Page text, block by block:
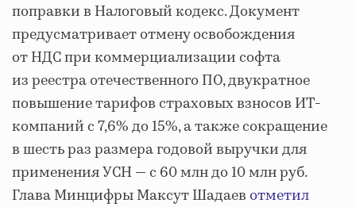
поправки в Налоговый кодекс. Документ
предусматривает отмену освобождения
от НДС при коммерциализации софта
из реестра отечественного ПО, двукратное
повышение тарифов страховых взносов ИТ-
компаний с 7,6% до 15%, а также сокращение
в шесть раз размера годовой выручки для
применения УСН — с 60 млн до 10 млн руб.
Глава Минцифры Максут Шадаевотметил